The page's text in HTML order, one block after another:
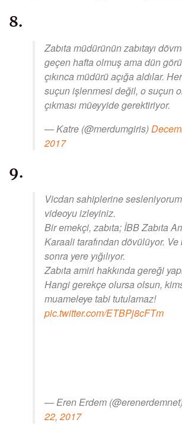
8.
Zabıta müdürünün zabıtayı
geçen hafta olmuş ama dün
çıkınca müdürü açığa aldılar.
suçun işlenmesi değil, o suçun
çıkması müeyyide gerektiriyor.
— Katre (@merdumgiris)
2017
9.
Vicdan sahiplerine
videoyu izleyiniz.
Bir emekçi, zabıta; İBB Zabıta
Karaali tarafından dövülüyor. Ve
sonra yere yığılıyor.
Zabıta amiri hakkında gereği
Hangi gerekçe olursa olsun,
muameleye tabi tutulamaz!
pic.twitter.com/ETBPj8cFTm
— Eren Erdem
22, 2017